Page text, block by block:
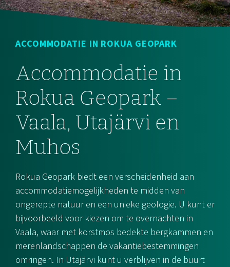
ACCOMMODATIE IN ROKUA GEOPARK
Accommodatie in
Rokua Geopark –
Vaala, Utajärvi en
Muhos
Rokua Geopark biedt een verscheidenheid aan
accommodatiemogelijkheden te midden van
ongerepte natuur en een unieke geologie. U kunt er
bijvoorbeeld voor kiezen om te overnachten in
Vaala, waar met korstmos bedekte bergkammen en
merenlandschappen de vakantiebestemmingen
omringen. In Utajärvi kunt u verblijven in de buurt